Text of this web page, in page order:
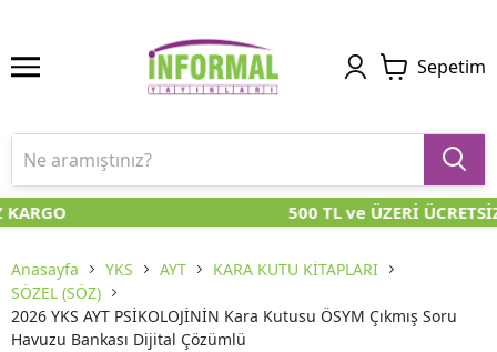
Sepetim
500 TL ve ÜZERİ
Anasayfa YKS AYT
KARA KUTU KİTAPLARI
SÖZEL (SÖZ)
2026 YKS AYT PSİKOLOJİNİN Kara Kutusu ÖSYM Çıkmış Soru
Havuzu Bankası Dijital Çözümlü